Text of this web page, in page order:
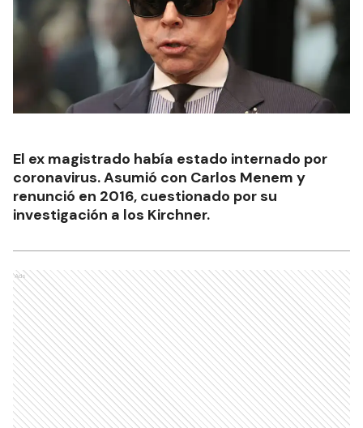
El ex magistrado había estado internado por
coronavirus. Asumió con Carlos Menem y
renunció en 2016, cuestionado por su
investigación a los Kirchner.
Ads